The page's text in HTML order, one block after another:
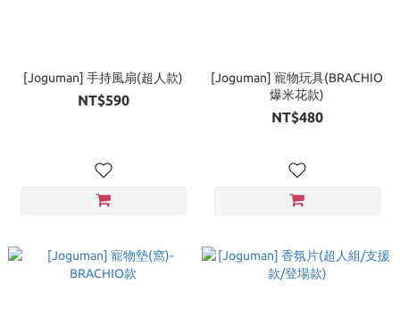
[Joguman] 手持風扇(超人款)
NT$590
[Joguman] 寵物玩具(BRACHIO
爆米花款)
NT$480